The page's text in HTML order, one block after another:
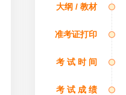
大纲 / 教材
准考证打印
考 试 时 间
考 试 成 绩